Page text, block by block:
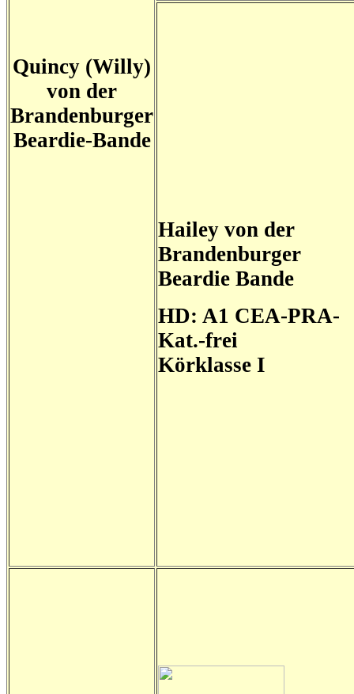
Quincy (Willy)
von der
Brandenburger
Beardie-Bande
Hailey von der
Brandenburger
Beardie Bande
HD: A1 CEA-PRA-
Kat.-frei
Körklasse I